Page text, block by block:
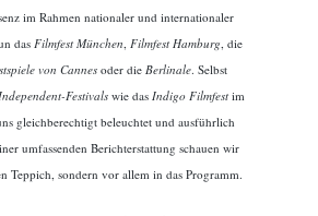
im Rahmen nationaler und internationaler
das Filmfest München Filmfest Hamburg , die
von Cannesoder die Berlinale. Selbst
Independent-Festivalswie das Indigo Filmfestim
gleichberechtigt beleuchtet und ausführlich
umfassenden Berichterstattung schauen wir
Teppich, sondern vor allem in das Programm.